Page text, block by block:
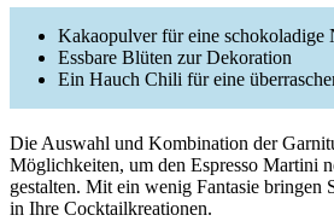
Kakaopulver für eine schokoladige
Essbare Blüten zur Dekoration
Ein Hauch Chili für eine
Die Auswahl und Kombination der
Möglichkeiten, um den Espresso Martini
gestalten. Mit ein wenig Fantasie bringen
in Ihre Cocktailkreationen.